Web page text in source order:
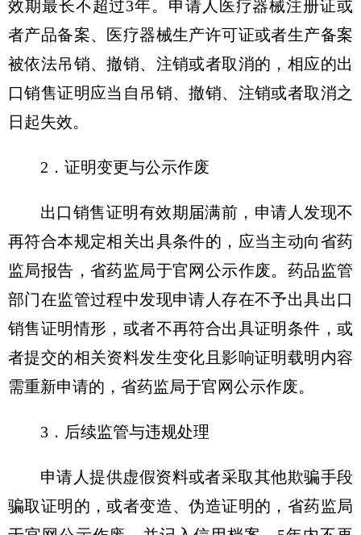
效期最长不超过3年。申请人医疗器械注册证或
者产品备案、医疗器械生产许可证或者生产备案
被依法吊销、撤销、注销或者取消的，相应的出
口销售证明应当自吊销、撤销、注销或者取消之
日起失效。
2．证明变更与公示作废
出口销售证明有效期届满前，申请人发现不
再符合本规定相关出具条件的，应当主动向省药
监局报告，省药监局于官网公示作废。药品监管
部门在监管过程中发现申请人存在不予出具出口
销售证明情形，或者不再符合出具证明条件，或
者提交的相关资料发生变化且影响证明载明内容
需重新申请的，省药监局于官网公示作废。
3．后续监管与违规处理
申请人提供虚假资料或者采取其他欺骗手段
骗取证明的，或者变造、伪造证明的，省药监局